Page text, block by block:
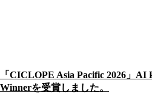
「CICLOPE Asia Pacific 2026」
Winnerを受賞しました。